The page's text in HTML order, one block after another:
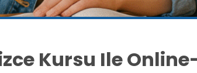
Kursu Ile